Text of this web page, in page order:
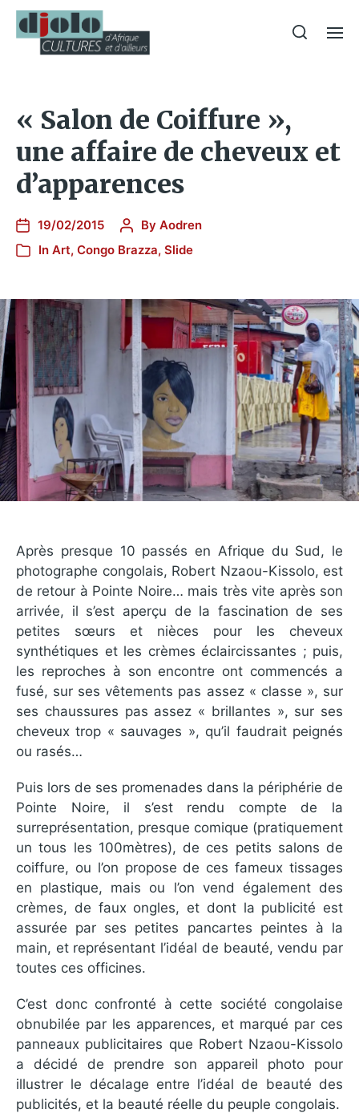
« Salon de Coiffure »,
une affaire de cheveux et
d’apparences
19/02/2015 By Aodren
In Art, Congo Brazza, Slide
Après presque 10 passés en Afrique du Sud, le
photographe congolais, Robert Nzaou-Kissolo, est
de retour à Pointe Noire… mais très vite après son
arrivée, il s’est aperçu de la fascination de ses
petites sœurs et nièces pour les cheveux
synthétiques et les crèmes éclaircissantes ; puis,
les reproches à son encontre ont commencés a
fusé, sur ses vêtements pas assez « classe », sur
ses chaussures pas assez « brillantes », sur ses
cheveux trop « sauvages », qu’il faudrait peignés
ou rasés…
Puis lors de ses promenades dans la périphérie de
Pointe Noire, il s’est rendu compte de la
surreprésentation, presque comique (pratiquement
un tous les 100mètres), de ces petits salons de
coiffure, ou l’on propose de ces fameux tissages
en plastique, mais ou l’on vend également des
crèmes, de faux ongles, et dont la publicité est
assurée par ses petites pancartes peintes à la
main, et représentant l’idéal de beauté, vendu par
toutes ces officines.
C’est donc confronté à cette société congolaise
obnubilée par les apparences, et marqué par ces
panneaux publicitaires que Robert Nzaou-Kissolo
a décidé de prendre son appareil photo pour
illustrer le décalage entre l’idéal de beauté des
publicités, et la beauté réelle du peuple congolais.